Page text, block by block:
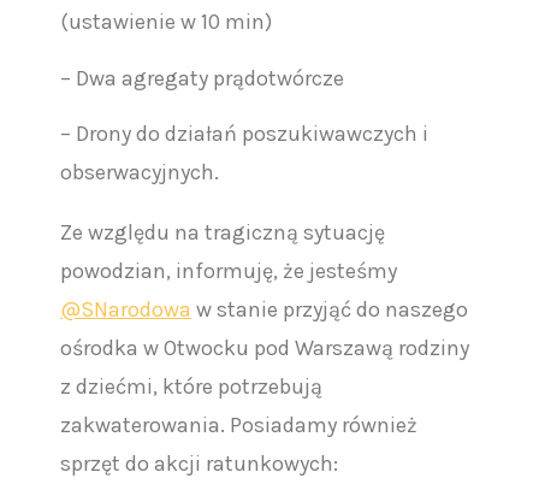
(ustawienie w 10 min)
– Dwa agregaty prądotwórcze
– Drony do działań poszukiwawczych i
obserwacyjnych.
Ze względu na tragiczną sytuację
powodzian, informuję, że jesteśmy
@SNarodowa w stanie przyjąć do naszego
ośrodka w Otwocku pod Warszawą rodziny
z dziećmi, które potrzebują
zakwaterowania. Posiadamy również
sprzęt do akcji ratunkowych: